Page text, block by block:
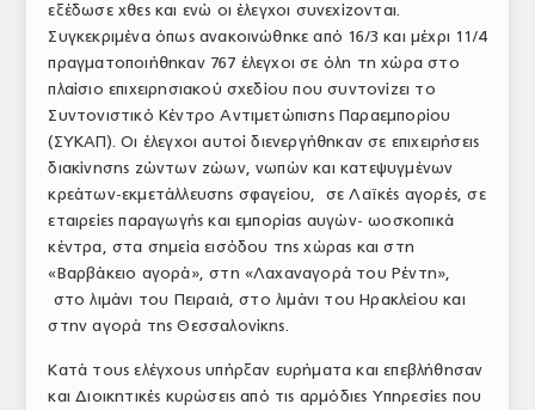
ΕΥΡΩΠΑΪΚΗ ΝΟΜΟΘΕΣΙΑ
ΤΟ ΠΕΡΙΟΔΙΚΟ
Profile
ΑΡΧΕΙΟ ΤΕΥΧΩΝ
ΣΥΝΕΔΡΙΟ ΚΡΕΑΤΟΣ
εξέδωσε χθες και ενώ οι έλεγχοι συνεχίζονται.
Συγκεκριμένα όπως ανακοινώθηκε από 16/3 και μέχρι 11/4
πραγματοποιήθηκαν 767 έλεγχοι σε όλη τη χώρα στο
πλαίσιο επιχειρησιακού σχεδίου που συντονίζει το
Συντονιστικό Κέντρο Αντιμετώπισης Παραεμπορίου
(ΣΥΚΑΠ). Οι έλεγχοι αυτοί διενεργήθηκαν σε επιχειρήσεις
διακίνησης ζώντων ζώων, νωπών και κατεψυγμένων
κρεάτων-εκμετάλλευσης σφαγείου, σε Λαϊκές αγορές, σε
εταιρείες παραγωγής και εμπορίας αυγών- ωοσκοπικά
κέντρα, στα σημεία εισόδου της χώρας και στη
«Βαρβάκειο αγορά», στη «Λαχαναγορά του Ρέντη»,
στο λιμάνι του Πειραιά, στο λιμάνι του Ηρακλείου και
στην αγορά της Θεσσαλονίκης.
Κατά τους ελέγχους υπήρξαν ευρήματα και επεβλήθησαν
και Διοικητικές κυρώσεις από τις αρμόδιες Υπηρεσίες που